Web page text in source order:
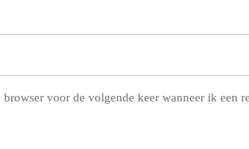
voor de volgende keer wanneer ik een